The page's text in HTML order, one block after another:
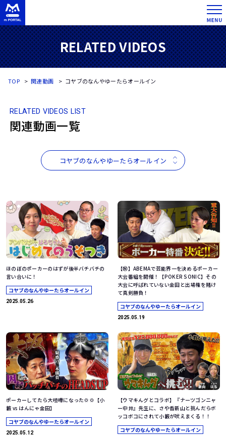
RELATED VIDEOS
TOP 関連動画 コヤブのなんやゆーたらオールイン
RELATED VIDEOS LIST
関連動画一覧
コヤブのなんやゆーたらオールイン
ほのぼのポーカーのはずが後半バチバチの
言い合いに！
コヤブのなんやゆーたらオールイン
2025.05.26
【㊗️】ABEMAで芸能界一を決めるポーカー
大会番組を開催！【POKER SONIC】その
大会に呼ばれていない金田と出場権を賭け
て真剣勝負！
コヤブのなんやゆーたらオールイン
2025.05.19
ポーカーしてたら大喧嘩になった💢💢【小
籔 vs はんにゃ金田】
コヤブのなんやゆーたらオールイン
2025.05.12
【ウマキんグとコラボ】『ナーツゴンニャ
ー中井』先生に、さや香新山と挑んだらボ
ッコボコにされて小籔が吠えまくる！！
コヤブのなんやゆーたらオールイン